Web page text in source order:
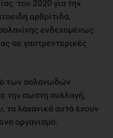
του 2020 για την
αρθρίτιδα,
ενδεχομένως
σε γαστρεντερικές
των σολανωδών
την σωστή συλλογή,
τα λαχανικά αυτά έχουν
οργανισμό.